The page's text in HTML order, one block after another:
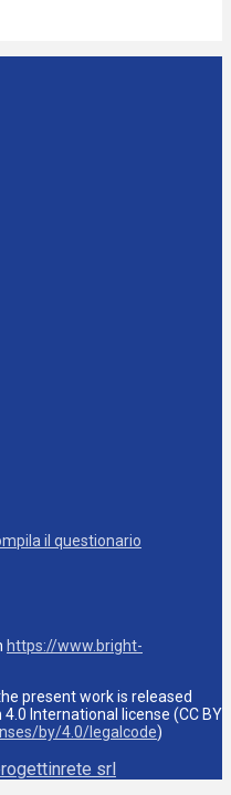
il questionario
https://www.bright-
present work is released
International license (CC BY
by/4.0/legalcode)
srl